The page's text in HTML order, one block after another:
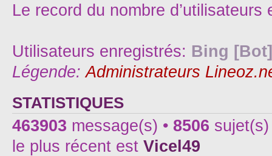
Le record du nombre
Utilisateurs enregistrés: Bing [Bot]
Légende:Administrateurs
STATISTIQUES
463903 message(s) • 8506
le plus récent est Vicel49